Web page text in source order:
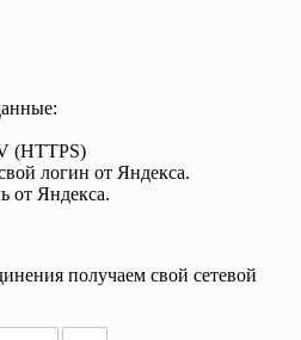
(HTTPS)
логин от Яндекса.
от Яндекса.
получаем свой сетевой